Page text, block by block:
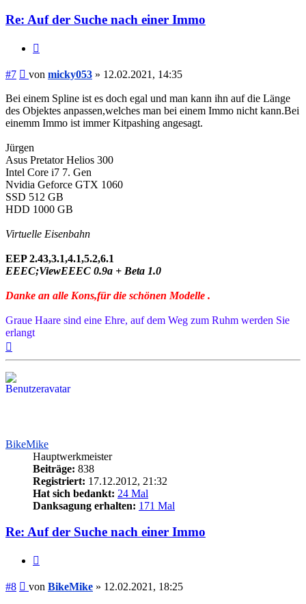
Re: Auf der Suche nach einer Immo
#7 Beitrag
von micky053 » 12.02.2021, 14:35
Bei einem Spline ist es doch egal und man kann ihn auf die Länge
des Objektes anpassen,welches man bei einem Immo nicht kann.Bei
einemm Immo ist immer Kitpashing angesagt.
Jürgen
Asus Pretator Helios 300
Intel Core i7 7. Gen
Nvidia Geforce GTX 1060
SSD 512 GB
HDD 1000 GB
Virtuelle Eisenbahn
EEP 2.43,3.1,4.1,5.2,6.1
EEEC;ViewEEEC 0.9a + Beta 1.0
Danke an alle Kons,für die schönen Modelle .
Graue Haare sind eine Ehre, auf dem Weg zum Ruhm werden Sie
erlangt
BikeMike
Hauptwerkmeister
Beiträge: 838
Registriert: 17.12.2012, 21:32
Hat sich bedankt: 24 Mal
Danksagung erhalten: 171 Mal
Re: Auf der Suche nach einer Immo
#8 Beitrag
von BikeMike » 12.02.2021, 18:25